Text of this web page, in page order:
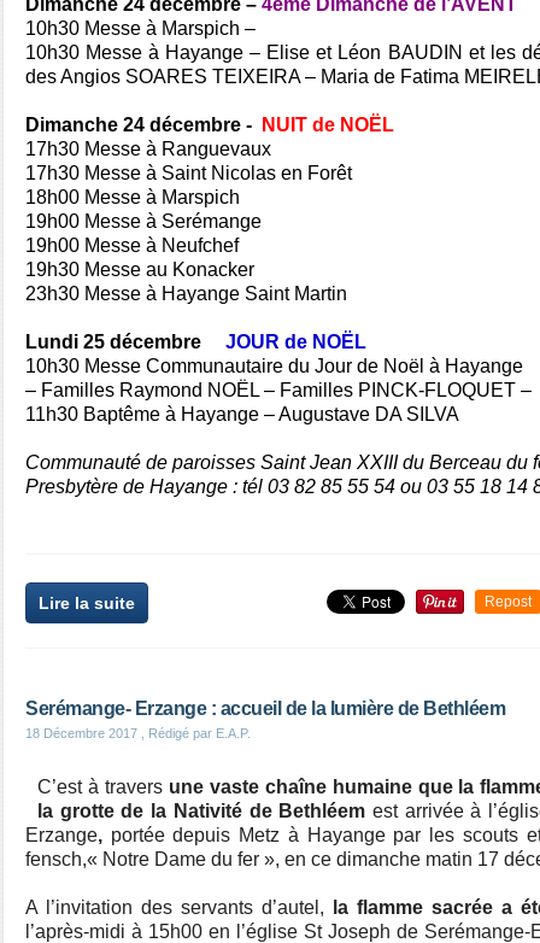
Dimanche 24 décembre – 4ème Dimanche de l’AVENT
10h30 Messe à Marspich –
10h30 Messe à Hayange – Elise et Léon BAUDIN et les
des Angios SOARES TEIXEIRA – Maria de Fatima
Dimanche 24 décembre -
NUIT de NOËL
17h30 Messe à Ranguevaux
17h30 Messe à Saint Nicolas en Forêt
18h00 Messe à Marspich
19h00 Messe à Serémange
19h00 Messe à Neufchef
19h30 Messe au Konacker
23h30 Messe à Hayange Saint Martin
Lundi 25 décembre JOUR de NOËL
10h30 Messe Communautaire du Jour de Noël à Hayange
– Familles Raymond NOËL – Familles PINCK-FLOQUET –
11h30 Baptême à Hayange – Augustave DA SILVA
Communauté de paroisses Saint Jean XXIII du Berceau du
Presbytère de Hayange : tél 03 82 85 55 54 ou 03 55 18 14
Lire la suite Repost
Serémange- Erzange : accueil de la lumière de Bethléem
18 Décembre 2017 , Rédigé par E.A.P.
C’est à travers une vaste chaîne humaine que la
la grotte de la Nativité de Bethléem est arrivée à
Erzange, portée depuis Metz à Hayange par les scouts
fensch,« Notre Dame du fer », en ce dimanche matin 17
A l’invitation des servants d’autel,
la flamme sacrée a
l’après-midi à 15h00 en l’église St Joseph de